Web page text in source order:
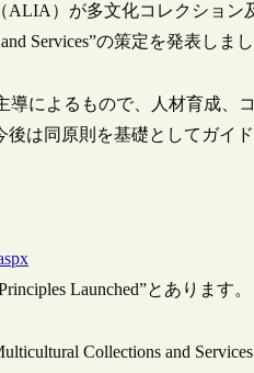
ALIA）が多文化コレクション
Services”の策定を発表しまし
導によるもので、人材育成
は同原則を基礎としてガイ
Launched”とあります。
Collections and